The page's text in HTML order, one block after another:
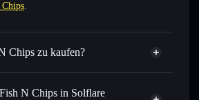
.
Chips zu kaufen?
verifizierter Token
N Chips in Solflare